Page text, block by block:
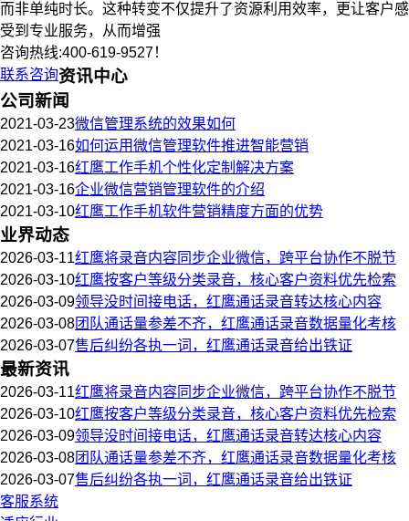
而非单纯时长。这种转变不仅提升了资源利用效率，更让客户感
受到专业服务，从而增强
咨询热线:400-619-9527！
联系咨询资讯中心
公司新闻
2021-03-23微信管理系统的效果如何
2021-03-16如何运用微信管理软件推进智能营销
2021-03-16红鹰工作手机个性化定制解决方案
2021-03-16企业微信营销管理软件的介绍
2021-03-10红鹰工作手机软件营销精度方面的优势
业界动态
2026-03-11红鹰将录音内容同步企业微信，跨平台协作不脱节
2026-03-10红鹰按客户等级分类录音，核心客户资料优先检索
2026-03-09领导没时间接电话，红鹰通话录音转达核心内容
2026-03-08团队通话量参差不齐，红鹰通话录音数据量化考核
2026-03-07售后纠纷各执一词，红鹰通话录音给出铁证
最新资讯
2026-03-11红鹰将录音内容同步企业微信，跨平台协作不脱节
2026-03-10红鹰按客户等级分类录音，核心客户资料优先检索
2026-03-09领导没时间接电话，红鹰通话录音转达核心内容
2026-03-08团队通话量参差不齐，红鹰通话录音数据量化考核
2026-03-07售后纠纷各执一词，红鹰通话录音给出铁证
客服系统